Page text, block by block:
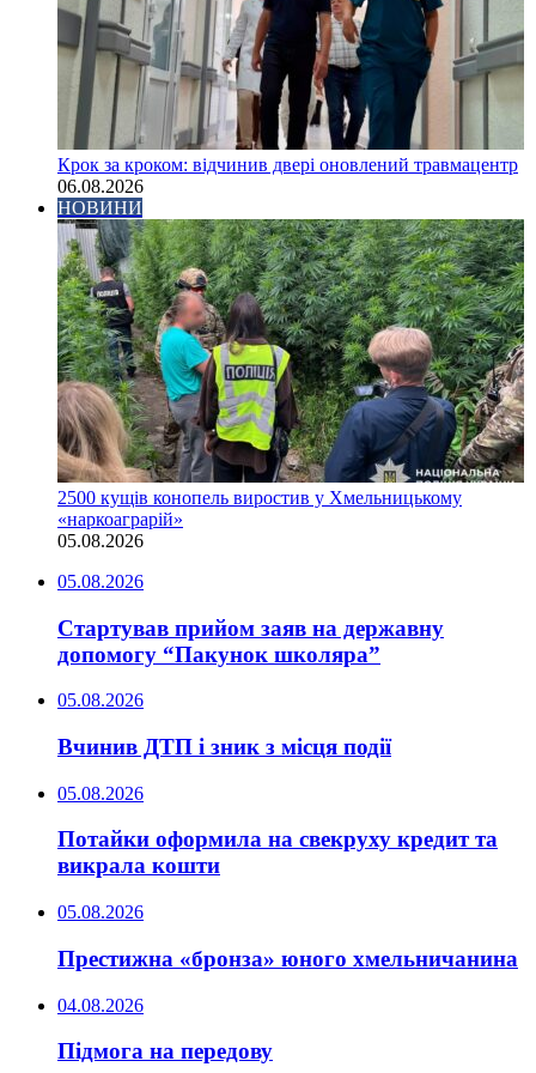
Крок за кроком: відчинив двері оновлений травмацентр
06.08.2026
НОВИНИ
2500 кущів конопель виростив у Хмельницькому
«наркоаграрій»
05.08.2026
05.08.2026
Стартував прийом заяв на державну
допомогу “Пакунок школяра”
05.08.2026
Вчинив ДТП і зник з місця події
05.08.2026
Потайки оформила на свекруху кредит та
викрала кошти
05.08.2026
Престижна «бронза» юного хмельничанина
04.08.2026
Підмога на передову